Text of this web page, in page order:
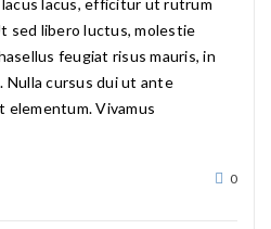
lacus, efficitur ut rutrum
sed libero luctus, molestie
feugiat risus mauris, in
Nulla cursus dui ut ante
Vivamus
0